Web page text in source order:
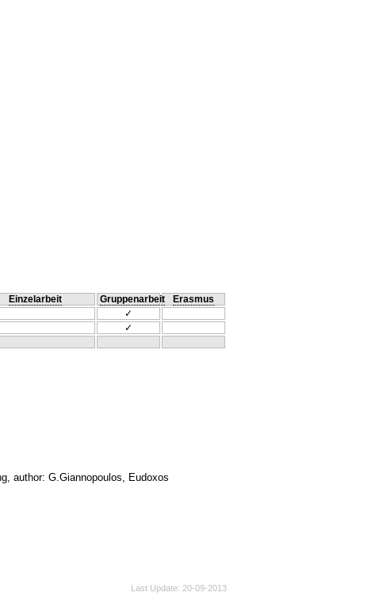
Einzelarbeit Gruppenarbeit
Erasmus
✓
✓
author: G.Giannopoulos, Eudoxos
Last Update 20-09-2013